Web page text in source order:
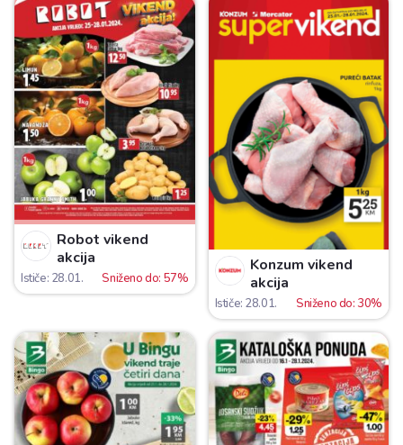
Robot vikend
akcija
Ističe: 28.01. Sniženo do: 57%
Konzum vikend
akcija
Ističe: 28.01. Sniženo do: 30%